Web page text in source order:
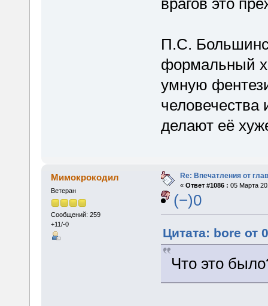
П.С.
формальный
умную
делают её
Мимокрокодил
Ветеран
Сообщений: 259
+11/-0
Re: Впечатления от
« Ответ #1086 : 05 Марта
(−)0
Цитата: bore от
Что это